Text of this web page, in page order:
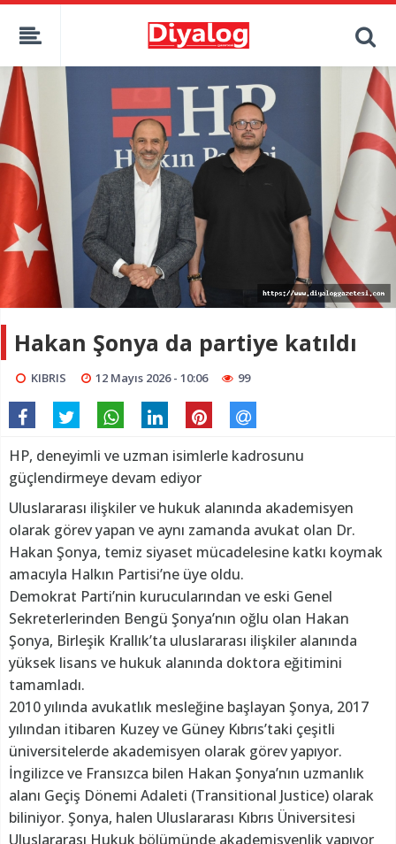
Hakan Şonya da partiye katıldı
KIBRIS 12 Mayıs 2026 - 10:06 99
HP, deneyimli ve uzman isimlerle kadrosunu
güçlendirmeye devam ediyor
Uluslararası ilişkiler ve hukuk alanında akademisyen
olarak görev yapan ve aynı zamanda avukat olan Dr.
Hakan Şonya, temiz siyaset mücadelesine katkı koymak
amacıyla Halkın Partisi’ne üye oldu.
Demokrat Parti’nin kurucularından ve eski Genel
Sekreterlerinden Bengü Şonya’nın oğlu olan Hakan
Şonya, Birleşik Krallık’ta uluslararası ilişkiler alanında
yüksek lisans ve hukuk alanında doktora eğitimini
tamamladı.
2010 yılında avukatlık mesleğine başlayan Şonya, 2017
yılından itibaren Kuzey ve Güney Kıbrıs’taki çeşitli
üniversitelerde akademisyen olarak görev yapıyor.
İngilizce ve Fransızca bilen Hakan Şonya’nın uzmanlık
alanı Geçiş Dönemi Adaleti (Transitional Justice) olarak
biliniyor. Şonya, halen Uluslararası Kıbrıs Üniversitesi
Uluslararası Hukuk bölümünde akademisyenlik yapıyor